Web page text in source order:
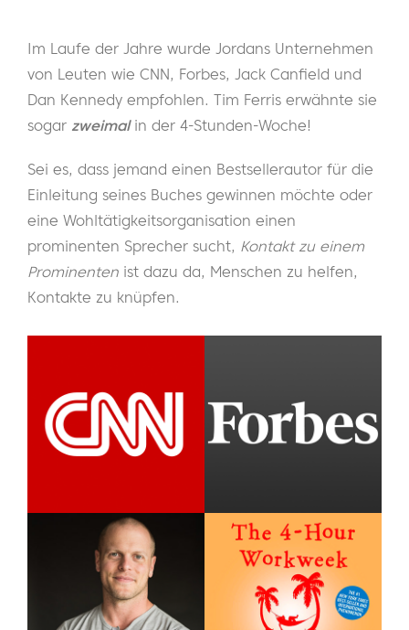
Im Laufe der Jahre wurde Jordans Unternehmen
von Leuten wie CNN, Forbes, Jack Canfield und
Dan Kennedy empfohlen. Tim Ferris erwähnte sie
sogar zweimalin der 4-Stunden-Woche!
Sei es, dass jemand einen Bestsellerautor für die
Einleitung seines Buches gewinnen möchte oder
eine Wohltätigkeitsorganisation einen
prominenten Sprecher sucht, Kontakt zu einem
Prominenten ist dazu da, Menschen zu helfen,
Kontakte zu knüpfen.